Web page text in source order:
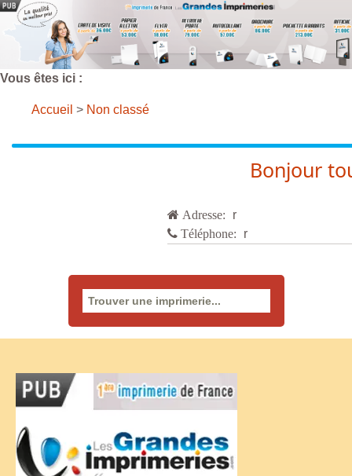
Vous êtes ici :
Accueil > Non classé
Bonjour
Adresse:
r
Téléphone:
r
Rechercher